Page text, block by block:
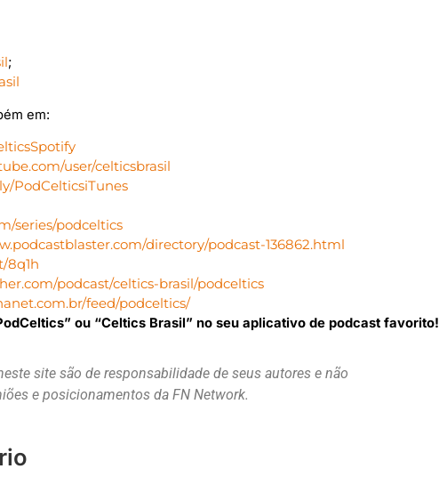
;
em:
user/celticsbrasil
PodCelticsiTunes
series/podceltics
directory/podcast-136862.html
8q1h
podcast/celtics-brasil/podceltics
feed/podceltics/
ou “Celtics Brasil” no seu aplicativo de podcast favorito!
site são de responsabilidade de seus autores e não
e posicionamentos da FN Network.